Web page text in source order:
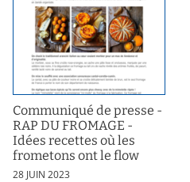
Communiqué de presse -
RAP DU FROMAGE -
Idées recettes où les
frometons ont le flow
28 JUIN 2023